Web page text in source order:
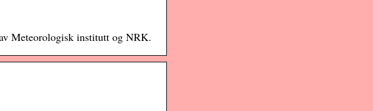
Meteorologisk institutt og NRK.